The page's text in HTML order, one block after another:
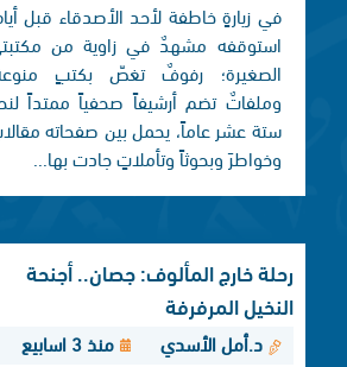
في زيارةٍ خاطفة لأحد الأصدقاء قبل أيام،
استوقفه مشهدٌ في زاوية من مكتبتي
الصغيرة؛ رفوفٌ تغصّ بكتبٍ منوعة،
وملفاتٌ تضم أرشيفاً صحفياً ممتداً لنحو
ستة عشر عاماً، يحمل بين صفحاته مقالاتٍ
وخواطرَ وبحوثاً وتأملاتٍ جادت بها...
رحلة خارج المألوف: جصان.. أجنحة
النخيل المرفرفة
د.أمل الأسدي
منذ 3 اسابيع